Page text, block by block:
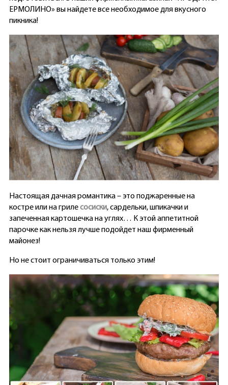
ЕРМОЛИНО» вы найдете все необходимое для вкусного
пикника!
Настоящая дачная романтика – это поджаренные на
костре или на грилесосиски, сардельки, шпикачки и
запеченная картошечка на углях… К этой аппетитной
парочке как нельзя лучше подойдет наш фирменный
майонез!
Но не стоит ограничиваться только этим!